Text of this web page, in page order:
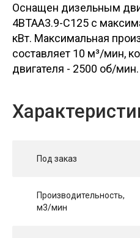
Оснащен дизельным
4BTAA3.9-C125 с
кВт. Максимальная
составляет 10 м³/мин,
двигателя - 2500 об/мин.
Под заказ
Производительность,
м3/мин